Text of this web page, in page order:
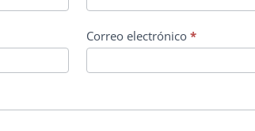
Correo electrónico *